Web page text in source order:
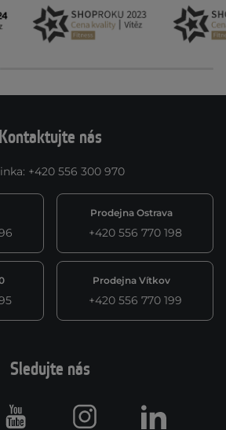
Kontaktujte nás
: +420 556 300 970
Prodejna Ostrava
+420 556 770 198
Prodejna Vítkov
+420 556 770 199
Sledujte nás
Youtube Instagram LinkedIn